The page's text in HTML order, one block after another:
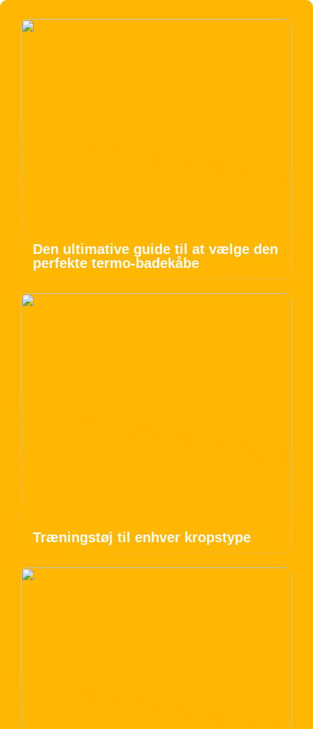
Den ultimative guide til at vælge den
perfekte termo-badekåbe
Træningstøj til enhver kropstype